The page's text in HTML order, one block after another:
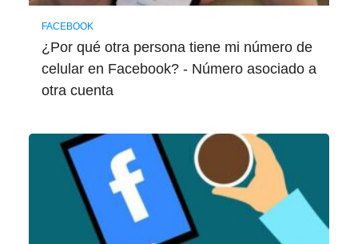
FACEBOOK
¿Por qué otra persona tiene mi número de
celular en Facebook? - Número asociado a
otra cuenta